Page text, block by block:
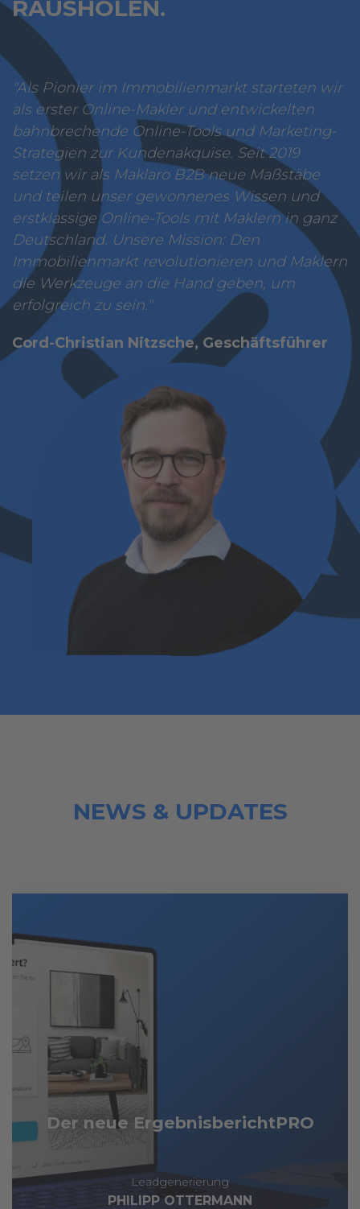
RAUSHOLEN.
"Als Pionier im Immobilienmarkt starteten wir
als erster Online-Makler und entwickelten
bahnbrechende Online-Tools und Marketing-
Strategien zur Kundenakquise. Seit 2019
setzen wir als Maklaro B2B neue Maßstäbe
und teilen unser gewonnenes Wissen und
erstklassige Online-Tools mit Maklern in ganz
Deutschland. Unsere Mission: Den
Immobilienmarkt revolutionieren und Maklern
die Werkzeuge an die Hand geben, um
erfolgreich zu sein."
Cord-Christian Nitzsche, Geschäftsführer
NEWS & UPDATES
Der neue ErgebnisberichtPRO
Leadgenerierung
PHILIPP OTTERMANN